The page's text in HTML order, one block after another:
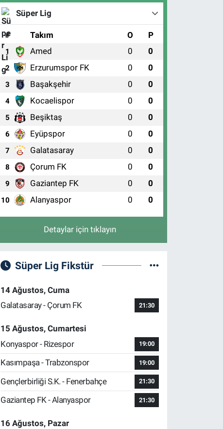
Süper Lig
# Takım O P
1 Amed 0 0
2 Erzurumspor FK 0 0
3 Başakşehir 0 0
4 Kocaelispor 0 0
5 Beşiktaş 0 0
6 Eyüpspor 0 0
7 Galatasaray 0 0
8 Çorum FK 0 0
9 Gaziantep FK 0 0
10 Alanyaspor 0 0
Detaylar için tıklayın
Süper Lig Fikstür
14 Ağustos, Cuma
Galatasaray - Çorum FK
21:30
15 Ağustos, Cumartesi
Konyaspor - Rizespor
19:00
Kasımpaşa - Trabzonspor 19:00
Gençlerbirliği S.K. - Fenerbahçe 21:30
Gaziantep FK - Alanyaspor 21:30
16 Ağustos, Pazar